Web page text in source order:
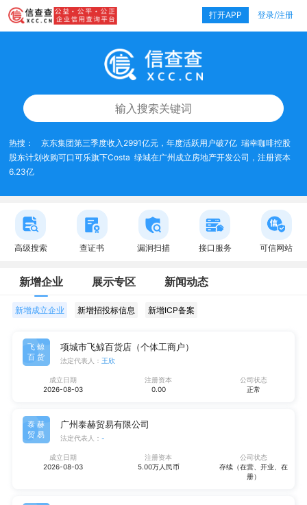
打开APP 登录/注册
热搜： 京东集团第三季度收入2991亿元，年度活跃用户破7亿 瑞幸咖啡控股
股东计划收购可口可乐旗下Costa 绿城在广州成立房地产开发公司，注册资本
6.23亿
高级搜索 查证书 漏洞扫描 接口服务 可信网站
新增企业 展示专区 新闻动态
新增成立企业 新增招投标信息 新增ICP备案
飞鲸
百货
项城市飞鲸百货店（个体工商户）
法定代表人： 王欣
成立日期
2026-08-03
注册资本
0.00
公司状态
正常
泰赫
贸易
广州泰赫贸易有限公司
法定代表人： -
成立日期
2026-08-03
注册资本
5.00万人民币
公司状态
存续（在营、开业、在
册）